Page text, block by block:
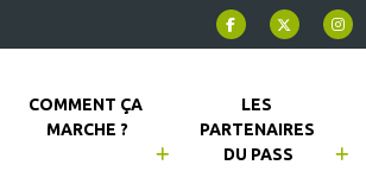
COMMENT ÇA
MARCHE ?
LES
PARTENAIRES
DU PASS